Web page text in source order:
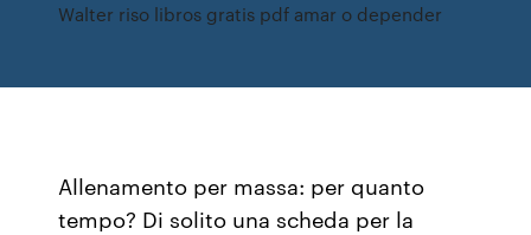
Walter riso libros gratis pdf amar o depender
Allenamento per massa: per quanto
tempo? Di solito una scheda per la